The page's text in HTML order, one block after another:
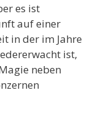
es ist
auf einer
in der im Jahre
ist,
neben